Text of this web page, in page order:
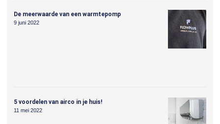
De meerwaarde van een warmtepomp
9 juni 2022
5 voordelen van airco in je huis!
11 mei 2022